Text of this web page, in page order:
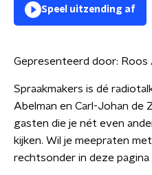
Speel uitzending af
Gepresenteerd door: Roos
Spraakmakers is dé
Abelman en Carl-Johan
gasten die je nét even
kijken. Wil je meepraten
rechtsonder in deze